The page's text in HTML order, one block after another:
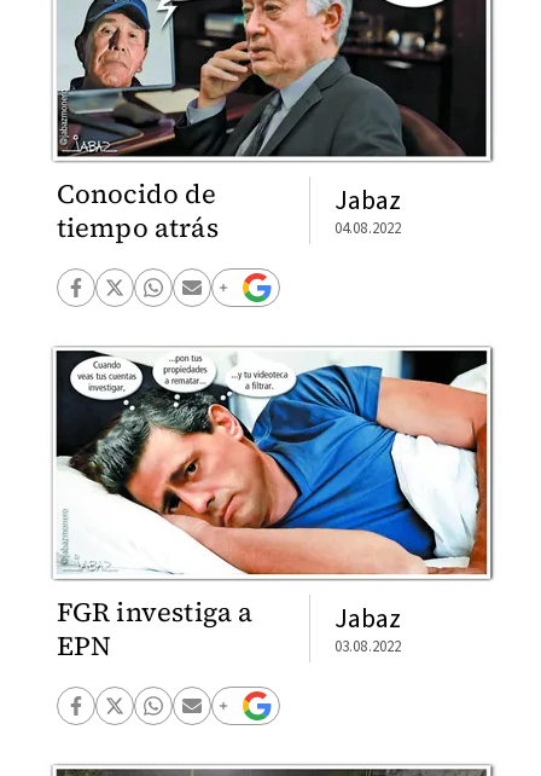
Conocido de
tiempo atrás
Jabaz
04.08.2022
FGR investiga a
EPN
Jabaz
03.08.2022